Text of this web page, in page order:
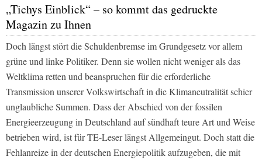
„Tichys Einblick“ – so kommt das gedruckte
Magazin zu Ihnen
Doch längst stört die Schuldenbremse im Grundgesetz vor allem
grüne und linke Politiker. Denn sie wollen nicht weniger als das
Weltklima retten und beanspruchen für die erforderliche
Transmission unserer Volkswirtschaft in die Klimaneutralität schier
unglaubliche Summen. Dass der Abschied von der fossilen
Energieerzeugung in Deutschland auf sündhaft teure Art und Weise
betrieben wird, ist fürTE-Leser längst Allgemeingut. Doch statt die
Fehlanreize in der deutschen Energiepolitik aufzugeben, die mit